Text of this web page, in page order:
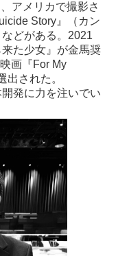
アメリカで撮影さ
Story』（カン
どがある。2021
た少女』が金馬奨
画『For My
出された。
発に力を注いでい